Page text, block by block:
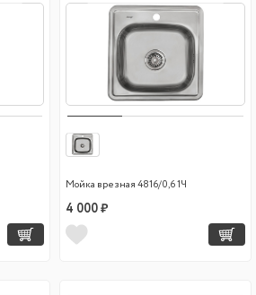
Мойка врезная 4816/0,6 1Ч
4 000 ₽